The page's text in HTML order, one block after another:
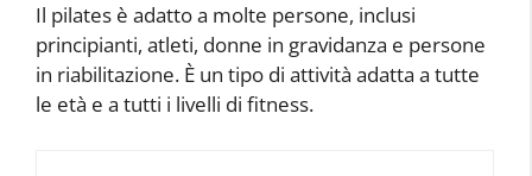
Il pilates è adatto a molte persone, inclusi
principianti, atleti, donne in gravidanza e persone
in riabilitazione. È un tipo di attività adatta a tutte
le età e a tutti i livelli di fitness.